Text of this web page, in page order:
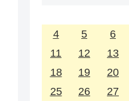
4
5 6
11
12 13
18
19 20
25
26 27